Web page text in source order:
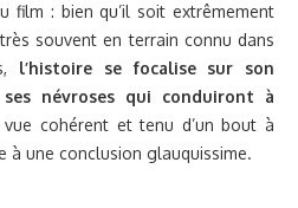
film : bien qu’il soit extrêmement
souvent en terrain connu dans
l’histoire se focalise sur son
névroses qui conduiront à
cohérent et tenu d’un bout à
à une conclusion glauquissime.